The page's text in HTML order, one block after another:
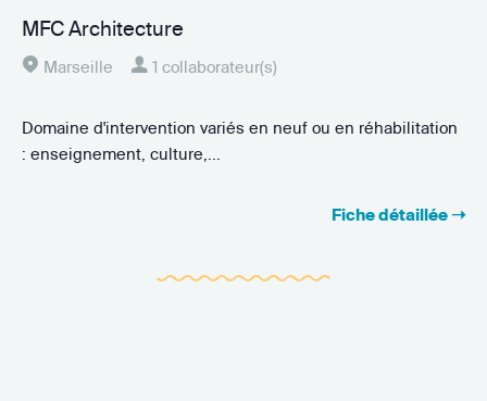
MFC Architecture
Marseille 1 collaborateur(s)
Domaine d'intervention variés en neuf ou en réhabilitation
: enseignement, culture,...
Fiche détaillée ➝